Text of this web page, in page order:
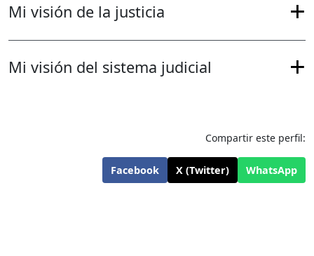
Mi visión de la justicia
Mi visión del sistema judicial
Compartir este perfil:
Facebook X (Twitter) WhatsApp